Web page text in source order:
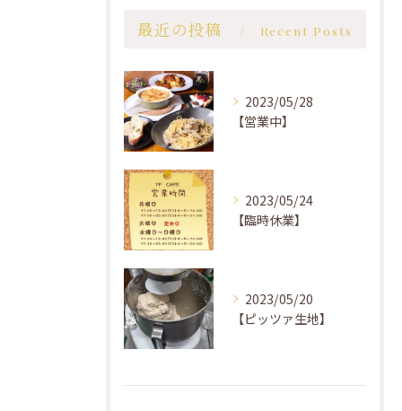
最近の投稿 Recent Posts
2023/05/28
【営業中】
2023/05/24
【臨時休業】
2023/05/20
【ピッツァ生地】